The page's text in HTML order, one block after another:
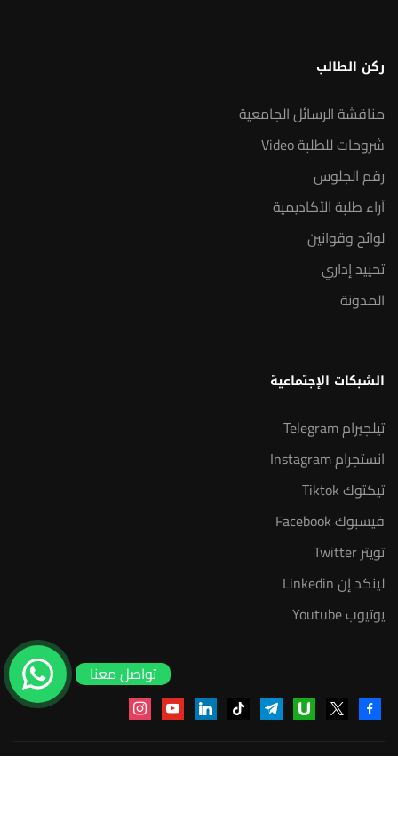
ركن الطالب
مناقشة الرسائل الجامعية
شروحات للطلبة Video
رقم الجلوس
آراء طلبة الأكاديمية
لوائح وقوانين
تحييد إداري
المدونة
الشبكات الإجتماعية
تيلجيرام Telegram
انستجرام Instagram
تيكتوك Tiktok
فيسبوك Facebook
تويتر Twitter
لينكد إن Linkedin
يوتيوب Youtube
facebook-
x
udemy
telegram
tiktok
linkedin
youtube
instagram
تواصل معنا